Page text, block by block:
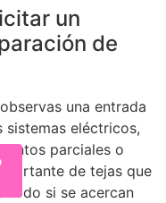
un
de
una entrada
eléctricos,
parciales o
de tejas que
todo si se acercan